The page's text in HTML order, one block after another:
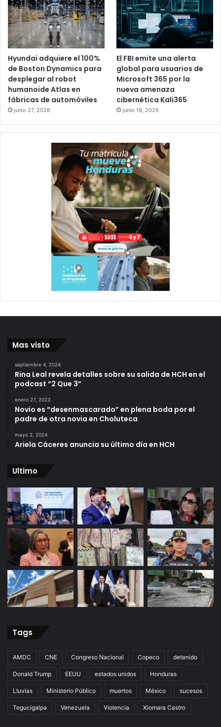
Hyundai adquiere el 100%
de Boston Dynamics para
desplegar al robot
humanoide Atlas en
fábricas de automóviles
junio 27, 2026
El FBI emite una alerta
global para usuarios de
Microsoft 365 por la
nueva amenaza
cibernética Kali365
junio 19, 2026
Mas visto
septiembre 4, 2024
Rina Leal revela detalles sobre su salida de HCH en el
podcast “2 Que 3”
enero 27, 2023
Novio es “desenmascarado” en plena boda por el
padre de otra novia en Choluteca
mayo 2, 2024
Ariela Cáceres anuncia su último día en HCH
Ultimo
Tags
AMDC CNE Congreso Nacional Copeco detenido
Donald Trump EEUU estados unidos Honduras
Lluvias Ministerio Público muertos México sucesos
Tegucigalpa Venezuela Violencia Xiomara Castro